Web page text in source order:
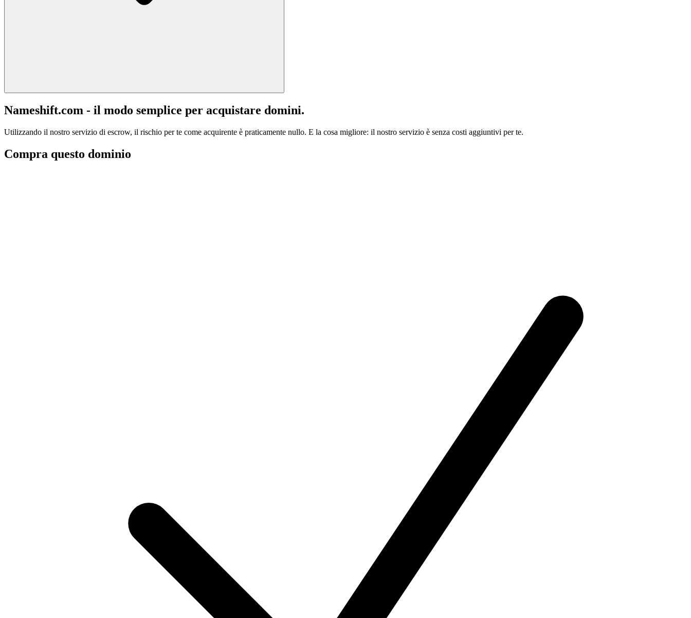
Nameshift.com - il modo semplice per acquistare domini.
Utilizzando il nostro servizio di escrow, il rischio per te come acquirente è praticamente nullo. E la cosa migliore: il nostro servizio è senza costi aggiuntivi per te.
Compra questo dominio